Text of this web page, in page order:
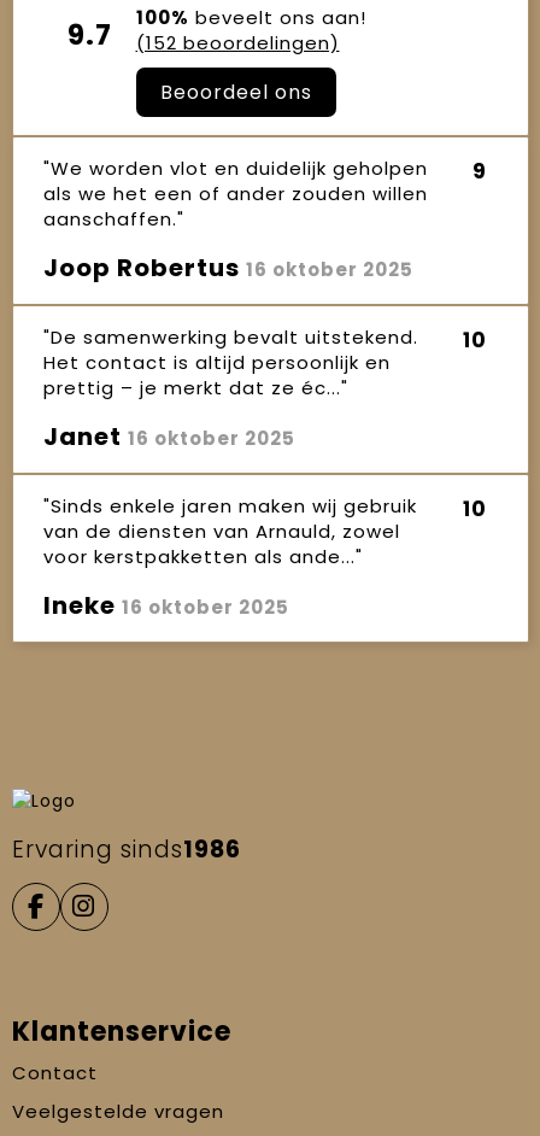
9.7 100% beveelt ons aan!
(152 beoordelingen)
Beoordeel ons
"We worden vlot en duidelijk geholpen
als we het een of ander zouden willen
aanschaffen."
9
Joop Robertus 16 oktober 2025
"De samenwerking bevalt uitstekend.
Het contact is altijd persoonlijk en
prettig – je merkt dat ze éc..."
10
Janet 16 oktober 2025
"Sinds enkele jaren maken wij gebruik
van de diensten van Arnauld, zowel
voor kerstpakketten als ande..."
10
Ineke 16 oktober 2025
Ervaring sinds1986
Klantenservice
Contact
Veelgestelde vragen